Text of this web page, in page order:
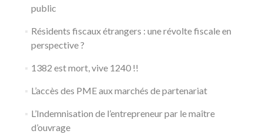
public
Résidents fiscaux étrangers : une révolte fiscale en
perspective ?
1382 est mort, vive 1240 !!
L’accès des PME aux marchés de partenariat
L’Indemnisation de l’entrepreneur par le maître
d’ouvrage